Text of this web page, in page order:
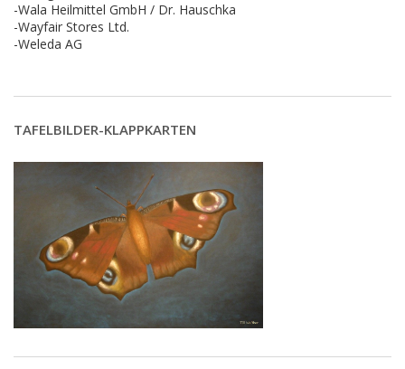
-Wala Heilmittel GmbH / Dr. Hauschka
-Wayfair Stores Ltd.
-Weleda AG
TAFELBILDER-KLAPPKARTEN